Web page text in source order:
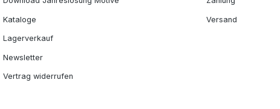
Kataloge
Lagerverkauf
Newsletter
Vertrag widerrufen
Versand